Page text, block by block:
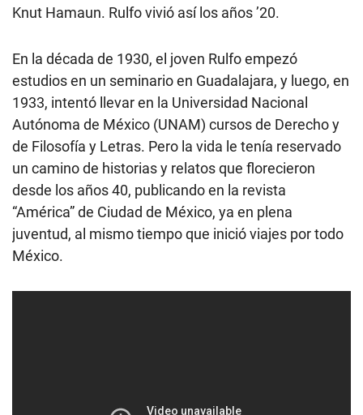
Knut Hamaun. Rulfo vivió así los años ’20.
En la década de 1930, el joven Rulfo empezó
estudios en un seminario en Guadalajara, y luego, en
1933, intentó llevar en la Universidad Nacional
Autónoma de México (UNAM) cursos de Derecho y
de Filosofía y Letras. Pero la vida le tenía reservado
un camino de historias y relatos que florecieron
desde los años 40, publicando en la revista
“América” de Ciudad de México, ya en plena
juventud, al mismo tiempo que inició viajes por todo
México.